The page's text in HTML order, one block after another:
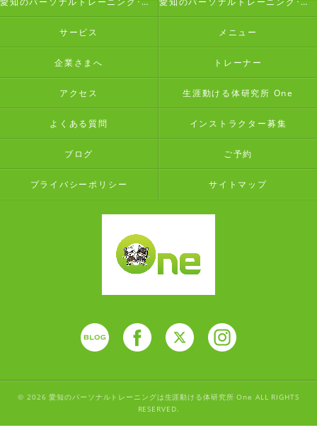
サービス メニュー
企業さまへ トレーナー
アクセス 生涯動ける体研究所 One
よくある質問 インストラクター募集
ブログ ご予約
プライバシーポリシー サイトマップ
© 2026 愛知のパーソナルトレーニングは生涯動ける体研究所 One ALL RIGHTS
RESERVED.